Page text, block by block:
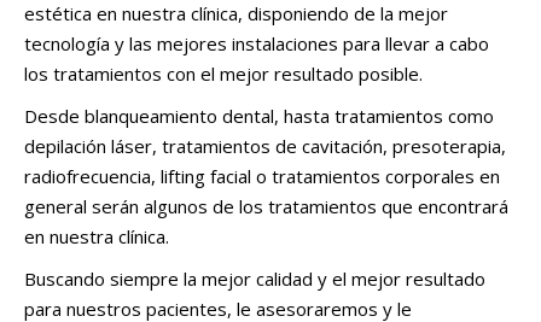
estética en nuestra clínica, disponiendo de la mejor
tecnología y las mejores instalaciones para llevar a cabo
los tratamientos con el mejor resultado posible.
Desde blanqueamiento dental, hasta tratamientos como
depilación láser, tratamientos de cavitación, presoterapia,
radiofrecuencia, lifting facial o tratamientos corporales en
general serán algunos de los tratamientos que encontrará
en nuestra clínica.
Buscando siempre la mejor calidad y el mejor resultado
para nuestros pacientes, le asesoraremos y le